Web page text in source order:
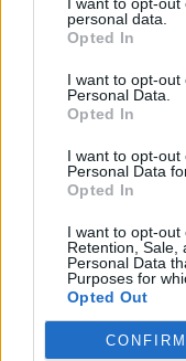
personal data.
Opted In
I want to opt-out
Personal Data.
Opted In
I want to opt-
Personal Data
Opted In
I want to opt-out
Retention, Sale,
Personal Data
Purposes for
Opted Out
CONFIRM
hvg diploma 2026
kari rangsor
műszaki szakok